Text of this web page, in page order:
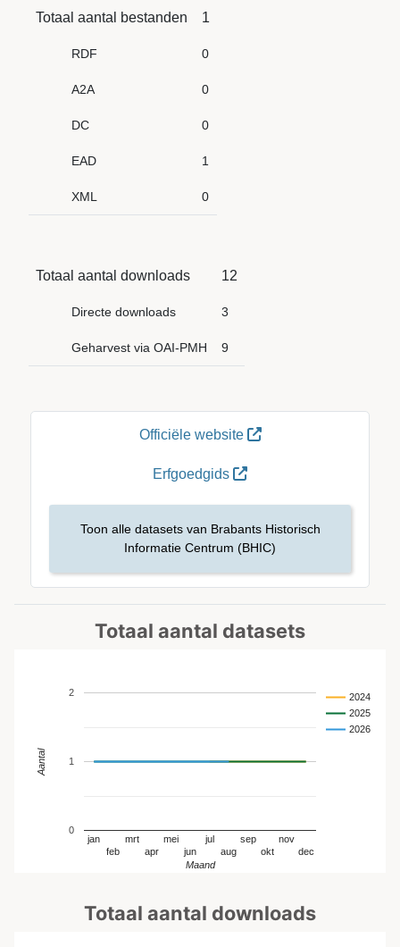
Officiële website
Erfgoedgids
Toon alle datasets van Brabants Historisch
Informatie Centrum (BHIC)
Totaal aantal bestanden 1
RDF 0
A2A 0
DC 0
EAD 1
XML 0
Totaal aantal downloads 12
Directe downloads 3
Geharvest via OAI-PMH 9
Totaal aantal datasets
2024
2025
2026
jan
feb
mrt
apr
mei
jun
jul
aug
sep
okt
nov
dec
0
1
2
Maand
Aantal
Totaal aantal downloads